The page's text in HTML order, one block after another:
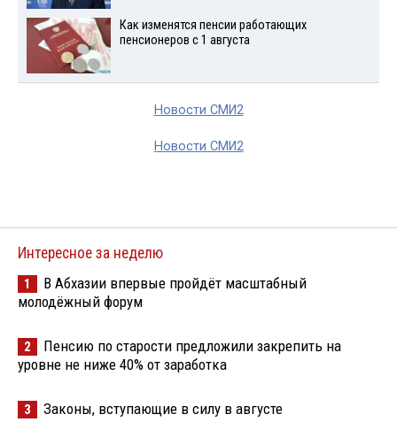
Как изменятся пенсии работающих
пенсионеров с 1 августа
Новости СМИ2
Новости СМИ2
Интересное за неделю
1
В Абхазии впервые пройдёт масштабный
молодёжный форум
2
Пенсию по старости предложили закрепить на
уровне не ниже 40% от заработка
3 Законы, вступающие в силу в августе